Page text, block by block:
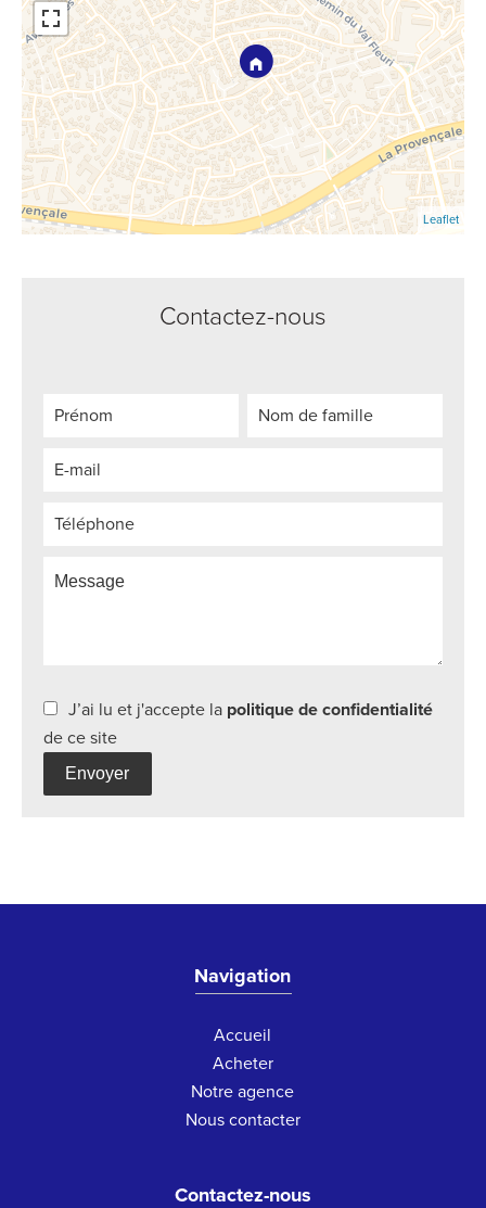
Leaflet
Contactez-nous
J’ai lu et j'accepte la politique de confidentialité
de ce site
Envoyer
Navigation
Accueil
Acheter
Notre agence
Nous contacter
Contactez-nous